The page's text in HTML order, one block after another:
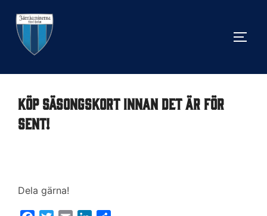
innehåll
Köp säsongskort innan det är för
sent!
Dela gärna!